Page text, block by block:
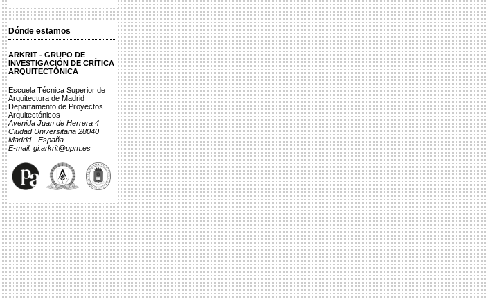
Dónde estamos
ARKRIT - GRUPO DE
INVESTIGACIÓN DE CRÍTICA
ARQUITECTÓNICA
Escuela Técnica Superior de
Arquitectura de Madrid
Departamento de Proyectos
Arquitectónicos
Avenida Juan de Herrera 4
Ciudad Universitaria 28040
Madrid - España
E-mail: gi.arkrit@upm.es